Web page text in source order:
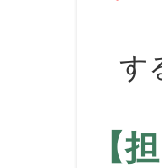
（
す
【